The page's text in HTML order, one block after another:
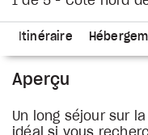
Itinéraire
Aperçu
Un long séjour sur